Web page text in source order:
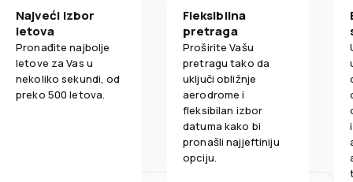
Najveći izbor
letova
Pronađite najbolje
letove za Vas u
nekoliko sekundi, od
preko 500 letova.
Fleksibilna
pretraga
Proširite Vašu
pretragu tako da
uključi obližnje
aerodrome i
fleksibilan izbor
datuma kako bi
pronašli najjeftiniju
opciju.